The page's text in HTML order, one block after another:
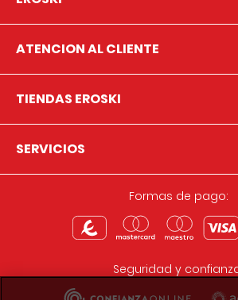
ATENCION AL CLIENTE
TIENDAS EROSKI
SERVICIOS
Formas de pago:
Seguridad y